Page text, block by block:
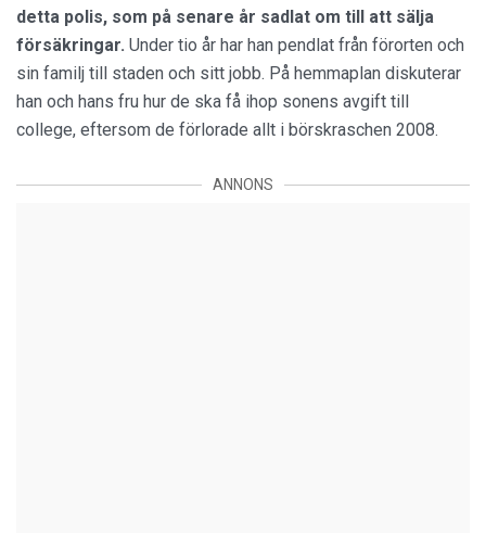
detta polis, som på senare år sadlat om till att sälja
försäkringar. Under tio år har han pendlat från förorten och
sin familj till staden och sitt jobb. På hemmaplan diskuterar
han och hans fru hur de ska få ihop sonens avgift till
college, eftersom de förlorade allt i börskraschen 2008.
ANNONS